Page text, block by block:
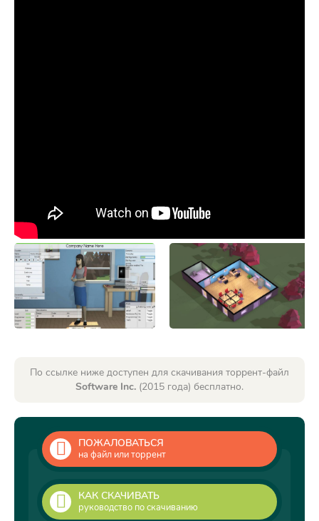
По ссылке ниже доступен для скачивания торрент-файл
Software Inc. (2015 года) бесплатно.
ПОЖАЛОВАТЬСЯ
на файл или торрент
КАК СКАЧИВАТЬ
руководство по скачиванию